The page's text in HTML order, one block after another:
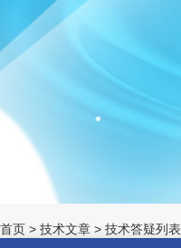
首页 > 技术文章 > 技术答疑列表